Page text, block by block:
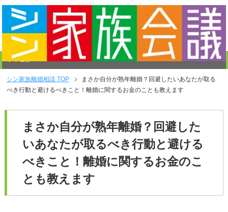
メニュー
シン家族離婚相談 TOP
まさか自分が熟年離婚？回避したいあなたが取る
べき行動と避けるべきこと！離婚に関するお金のことも教えます
まさか自分が熟年離婚？回避した
いあなたが取るべき行動と避ける
べきこと！離婚に関するお金のこ
とも教えます